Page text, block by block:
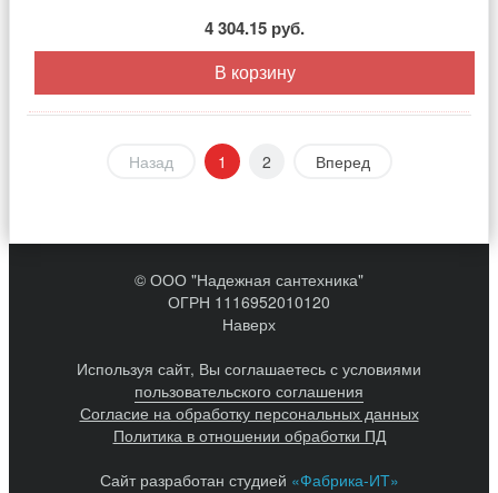
4 304.15 руб.
В корзину
Назад 1 2 Вперед
© ООО "Надежная сантехника"
ОГРН 1116952010120
Наверх
Используя сайт, Вы соглашаетесь с условиями
пользовательского соглашения
Согласие на обработку персональных данных
Политика в отношении обработки ПД
Сайт разработан студией «Фабрика-ИТ»